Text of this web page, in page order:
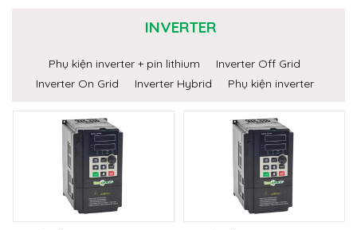
INVERTER
Phụ kiện inverter + pin lithium
Inverter Off Grid
Inverter On Grid
Inverter Hybrid Phụ kiện inverter